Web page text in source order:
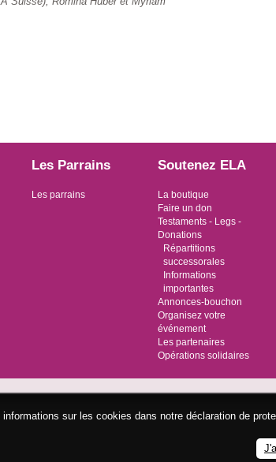
Les Parrains
Les parrains
Soutenez ELA
La boutique
Faire un don
Testaments - Legs -
Donations
Répartitions
successorales
Informations
importantes
Annonces-bouchon
Organisez votre
événement
Les partenaires
Opérations solidaires
sur les cookies dans notre déclaration de